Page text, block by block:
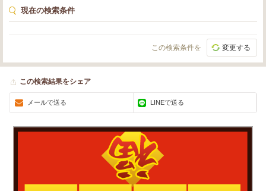
現在の検索条件
この検索条件を 変更する
この検索結果をシェア
メールで送る LINEで送る